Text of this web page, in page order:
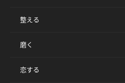
整える
磨く
恋する